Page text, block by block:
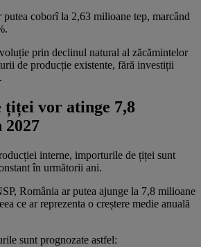
coborî la 2,63 milioane tep, marcând
prin declinul natural al zăcămintelor
de producție existente, fără investiții
vor atinge 7,8
2027
interne, importurile de țiței sunt
în următorii ani.
România ar putea ajunge la 7,8 milioane
ce ar reprezenta o creștere medie anuală
sunt prognozate astfel: